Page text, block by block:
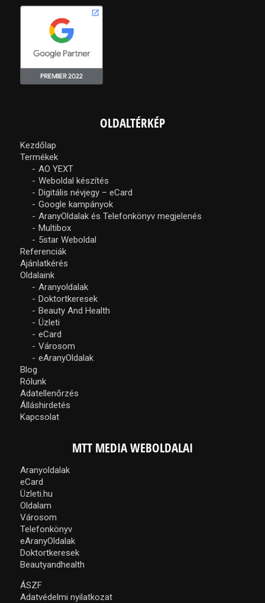
OLDALTÉRKÉP
Kezdőlap
Termékek
AO YEXT
Weboldal készítés
Digitális névjegy – eCard
Google kampányok
AranyOldalak és Telefonkönyv megjelenés
Multibox
5star Weboldal
Referenciák
Ajánlatkérés
Oldalaink
Aranyoldalak
Doktortkeresek
Beauty And Health
Üzleti
eCard
Városom
eAranyOldalak
Blog
Rólunk
Adatellenőrzés
Álláshirdetés
Kapcsolat
MTT MEDIA WEBOLDALAI
Aranyoldalak
eCard
Üzleti.hu
Oldalam
Városom
Telefonkönyv
eAranyOldalak
Doktortkeresek
Beautyandhealth
ÁSZF
Adatvédelmi nyilatkozat